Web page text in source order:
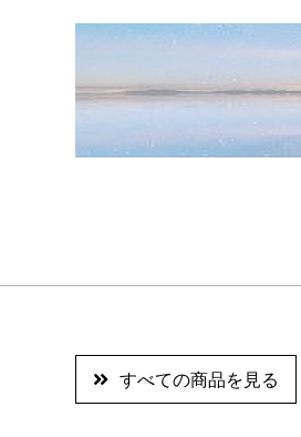
すべての商品を見る